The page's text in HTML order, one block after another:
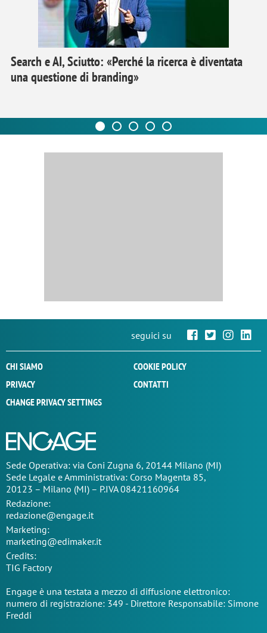
Search e AI, Sciutto: «Perché la ricerca è diventata
una questione di branding»
seguici su
CHI SIAMO
COOKIE POLICY
PRIVACY
CONTATTI
CHANGE PRIVACY SETTINGS
Sede Operativa: via Coni Zugna 6, 20144 Milano (MI)
Sede Legale e Amministrativa: Corso Magenta 85,
20123 – Milano (MI) – P.IVA 08421160964
Redazione:
redazione@engage.it
Marketing:
marketing@edimaker.it
Credits:
TIG Factory
Engage è una testata a mezzo di diffusione elettronico:
numero di registrazione: 349 - Direttore Responsabile: Simone
Freddi